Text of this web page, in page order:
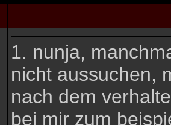
1. nunja,
nicht aussuchen,
nach dem
bei mir zum